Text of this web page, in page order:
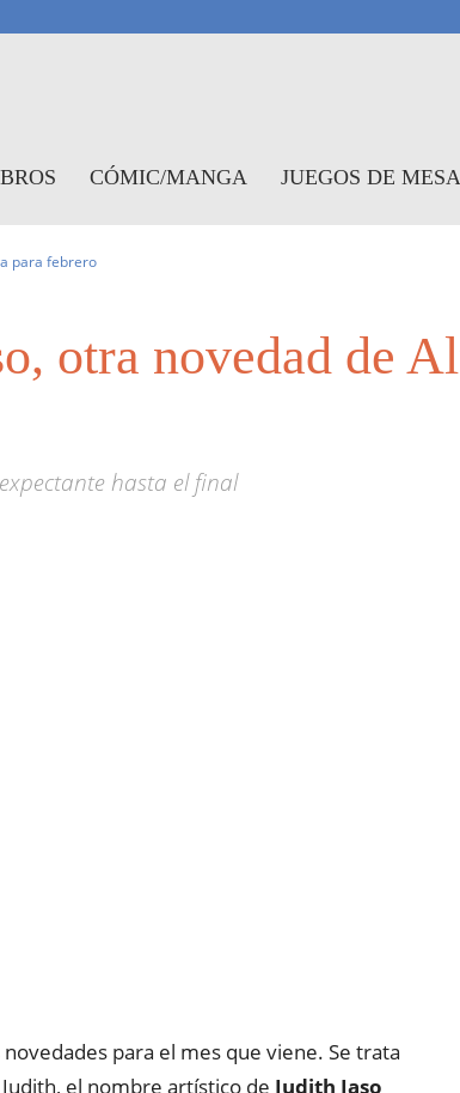
CÓMIC/MANGA JUEGOS DE MESA
para febrero
otra novedad de
hasta el final
para el mes que viene. Se trata
Judith, el nombre artístico de Judith Jaso